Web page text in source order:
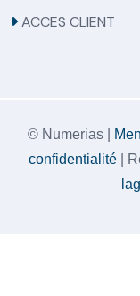
ACCES CLIENT
© Numerias |
confidentialité |